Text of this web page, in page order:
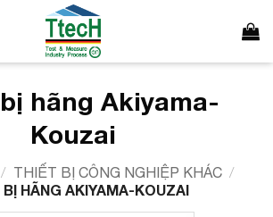
hãng Akiyama-
Kouzai
/ THIẾT BỊ CÔNG NGHIỆP KHÁC /
BỊ HÃNG AKIYAMA-KOUZAI